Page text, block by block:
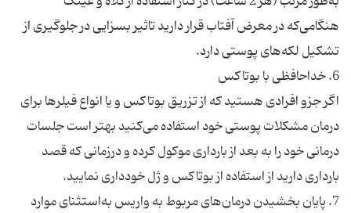
هنگامی‌که در معرض آفتاب قرار دارید تاثیر بسزایی در جلوگیری از
اگر جزو افرادی هستید که از تزریق بوتاکس و یا انواع فیلرها برای
درمان مشکلات پوستی خود استفاده می‌کنید بهتر است جلسات
درمانی خود را به بعد از بارداری موکول کرده و درزمانی که قصد
7. پایان بخشیدن درمان‌های مربوط به واریس به‌استثنای موارد